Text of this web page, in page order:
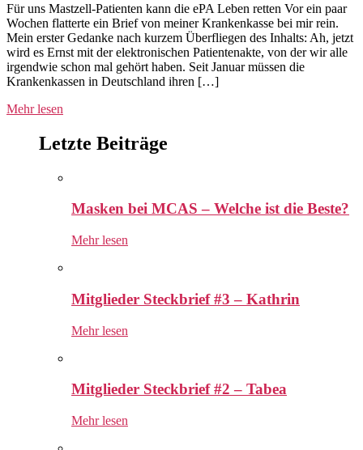
Für uns Mastzell-Patienten kann die ePA Leben retten Vor ein paar
Wochen flatterte ein Brief von meiner Krankenkasse bei mir rein.
Mein erster Gedanke nach kurzem Überfliegen des Inhalts: Ah, jetzt
wird es Ernst mit der elektronischen Patientenakte, von der wir alle
irgendwie schon mal gehört haben. Seit Januar müssen die
Krankenkassen in Deutschland ihren […]
Mehr lesen
Letzte Beiträge
Masken bei MCAS – Welche ist die Beste?
Mehr lesen
Mitglieder Steckbrief #3 – Kathrin
Mehr lesen
Mitglieder Steckbrief #2 – Tabea
Mehr lesen